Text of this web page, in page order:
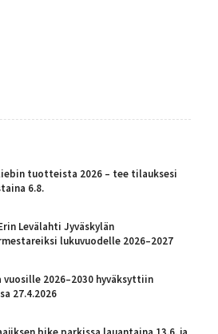
tuotteista 2026 – tee tilauksesi
6.8.
Levälahti Jyväskylän
lukuvuodelle 2026–2027
vuosille 2026–2030 hyväksyttiin
27.4.2026